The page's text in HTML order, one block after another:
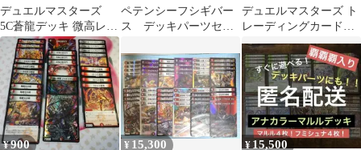
デュエルマスターズ
5C蒼龍デッキ 微高レー
ト
ペテンシーフシギバー
ス デッキパーツセッ
デュエルマスターズ ト
レーディングカードセ
ット ジャオウガ
¥900 ¥ 15,300 ¥ 15,500